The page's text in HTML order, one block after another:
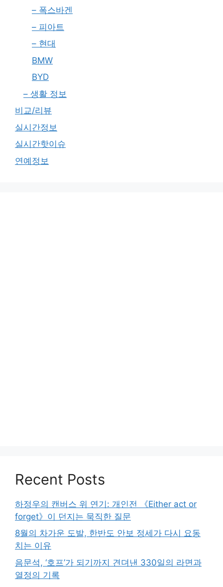
– 폭스바겐
– 피아트
– 현대
BMW
BYD
– 생활 정보
비교/리뷰
실시간정보
실시간핫이슈
연예정보
Recent Posts
하정우의 캔버스 위 연기: 개인전 《Either act or
forget》이 던지는 묵직한 질문
8월의 차가운 도발, 한반도 안보 정세가 다시 요동
치는 이유
음문석, ‘호프’가 되기까지 견뎌낸 330일의 라면과
열정의 기록